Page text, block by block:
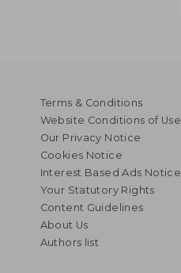
Terms & Conditions
Website Conditions of Use
Our Privacy Notice
Cookies Notice
Interest Based Ads Notice
Your Statutory Rights
Content Guidelines
About Us
Authors list